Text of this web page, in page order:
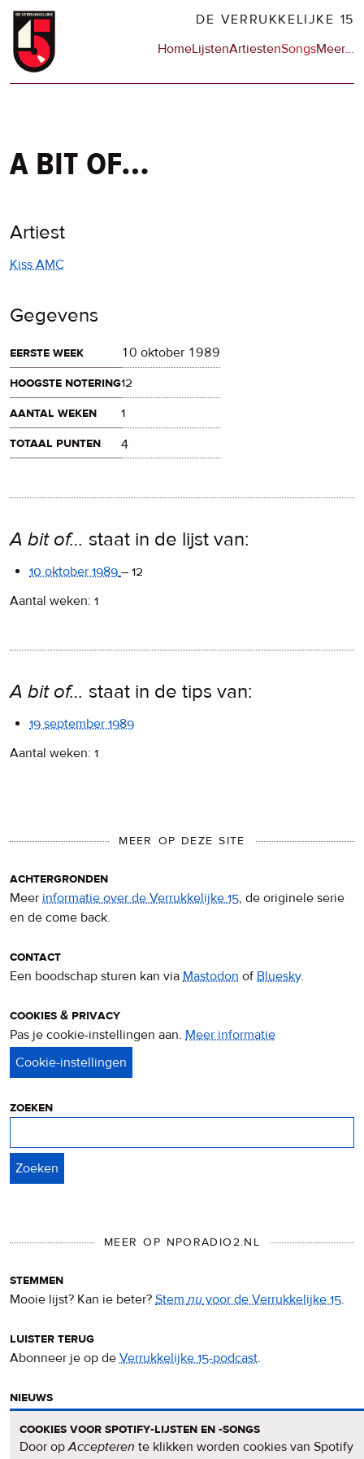
Overslaan
naar
DE VERRUKKELIJKE 15
Hoofdnavigatie
HomeLijstenArtiestenSongsMeerop
…
a bit of…
Artiest
Kiss AMC
Gegevens
eerste week
10 oktober 1989
hoogste notering12
aantal weken
1
totaal punten
4
A bit of… staat in de lijst van:
10 oktober 1989 – 12
Aantal weken: 1
A bit of… staat in de tips van:
19 september 1989
Aantal weken: 1
MEER OP DEZE SITE
achtergronden
Meer informatie over de Verrukkelijke 15, de originele serie
en de come back.
contact
Een boodschap sturen kan via Mastodon ofBluesky.
cookies & privacy
Pas je cookie-instellingen aan. Meer informatie
zoeken
MEER OP NPORADIO2.NL
stemmen
Mooie lijst? Kan ie beter? Stemnuvoor de Verrukkelijke 15.
luister terug
Abonneer je op de Verrukkelijke 15-podcast.
nieuws
cookies voor spotify-lijsten en -songs
Door opAccepteren te klikken worden cookies van Spotify